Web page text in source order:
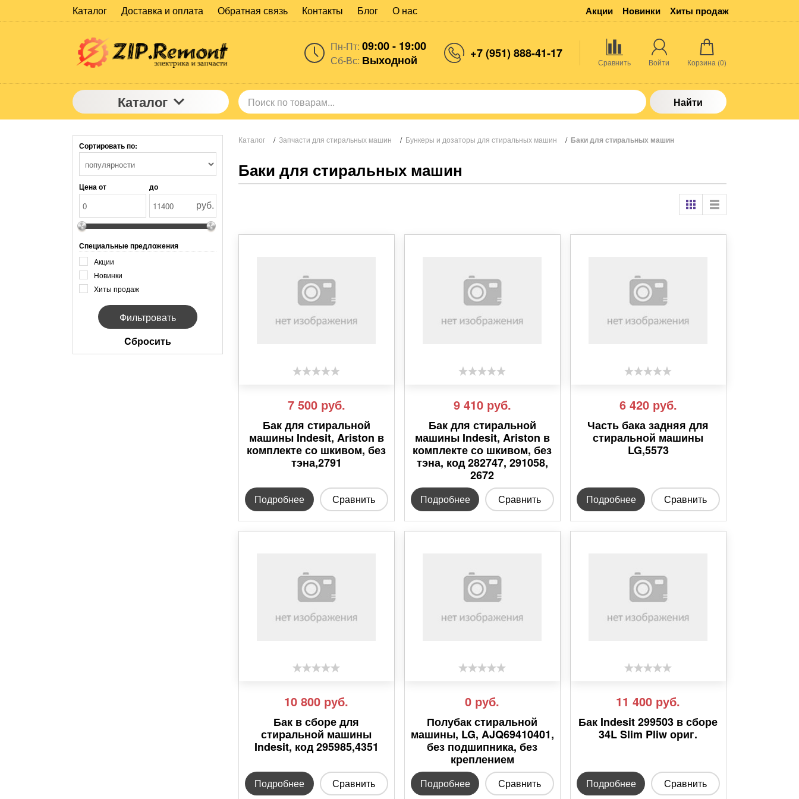
Каталог Доставка и оплата Обратная связь Контакты Блог О нас Акции Новинки Хиты продаж
Пн-Пт: 09:00 - 19:00
Сб-Вс: Выходной +7 (951) 888-41-17
Сравнить Войти Корзина (0)
Каталог Найти
Сортировать по:
Цена от до
руб.
Специальные предложения
Акции
Новинки
Хиты продаж
Cбросить
Каталог / Запчасти для стиральных машин / Бункеры и дозаторы для стиральных машин / Баки для стиральных машин
Баки для стиральных машин
7 500 руб.
Бак для стиральной
машины Indesit, Ariston в
комплекте со шкивом, без
тэна,2791
Подробнее Сравнить
9 410 руб.
Бак для стиральной
машины Indesit, Ariston в
комплекте со шкивом, без
тэна, код 282747, 291058,
2672
Подробнее Сравнить
6 420 руб.
Часть бака задняя для
стиральной машины
LG,5573
Подробнее Сравнить
10 800 руб.
Бак в сборе для
стиральной машины
Indesit, код 295985,4351
Подробнее Сравнить
0 руб.
Полубак стиральной
машины, LG, AJQ69410401,
без подшипника, без
креплением
Подробнее Сравнить
11 400 руб.
Бак Indesit 299503 в сборе
34L Slim Pliw ориг.
Подробнее Сравнить